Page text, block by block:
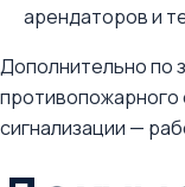
арендаторов и
Дополнительно по
противопожарного
сигнализации —